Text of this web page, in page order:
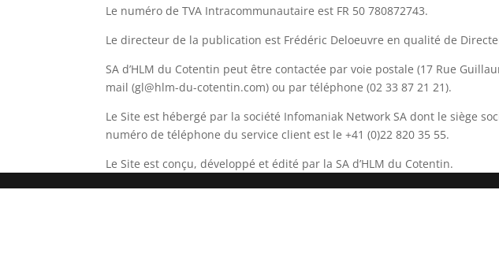
Le numéro de TVA Intracommunautaire est FR 50 780872743.
Le directeur de la publication est Frédéric Deloeuvre en qualité de
SA d’HLM du Cotentin peut être contactée par voie postale (17 Rue
mail (gl@hlm-du-cotentin.com) ou par téléphone (02 33 87 21 21).
Le Site est hébergé par la société Infomaniak Network SA dont le siège
numéro de téléphone du service client est le +41 (0)22 820 35 55.
Le Site est conçu, développé et édité par la SA d’HLM du Cotentin.